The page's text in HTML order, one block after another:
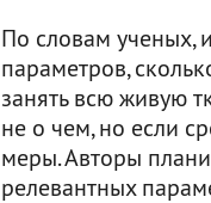
По словам ученых,
параметров,
занять всю живую
не о чем, но если
меры. Авторы
релевантных